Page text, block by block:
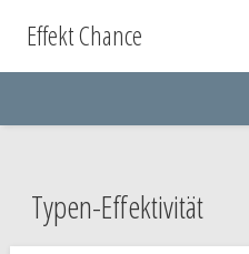
Effekt Chance
Typen-Effektivität